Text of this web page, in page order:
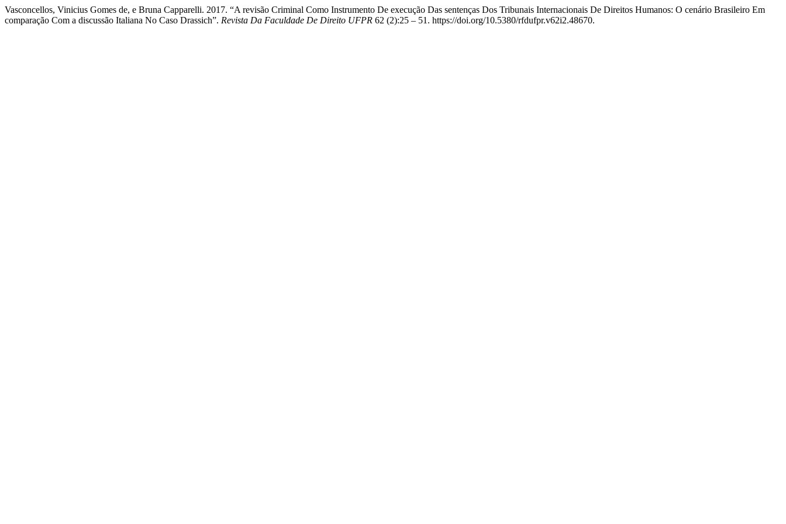
Vasconcellos, Vinicius Gomes de, e Bruna Capparelli. 2017. “A revisão Criminal Como Instrumento De execução Das sentenças Dos Tribunais Internacionais De Direitos Humanos: O cenário Brasileiro Em
comparação Com a discussão Italiana No Caso Drassich”. Revista Da Faculdade De Direito UFPR 62 (2):25 – 51. https://doi.org/10.5380/rfdufpr.v62i2.48670.